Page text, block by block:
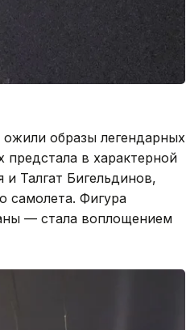
образы легендарных
в характерной
Талгат Бигельдинов,
самолета. Фигура
— стала воплощением